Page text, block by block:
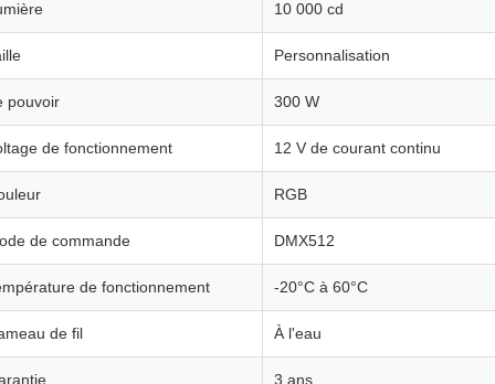
10 000 cd
Personnalisation
pouvoir 300 W
de fonctionnement 12 V de courant continu
RGB
de commande DMX512
de fonctionnement -20°C à 60°C
de fil À l'eau
3 ans